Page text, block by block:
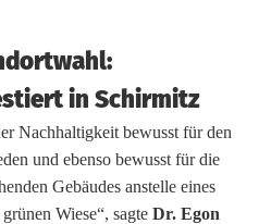
in Schirmitz
Nachhaltigkeit bewusst für den
und ebenso bewusst für die
Gebäudes anstelle eines
Wiese“, sagte Dr. Egon